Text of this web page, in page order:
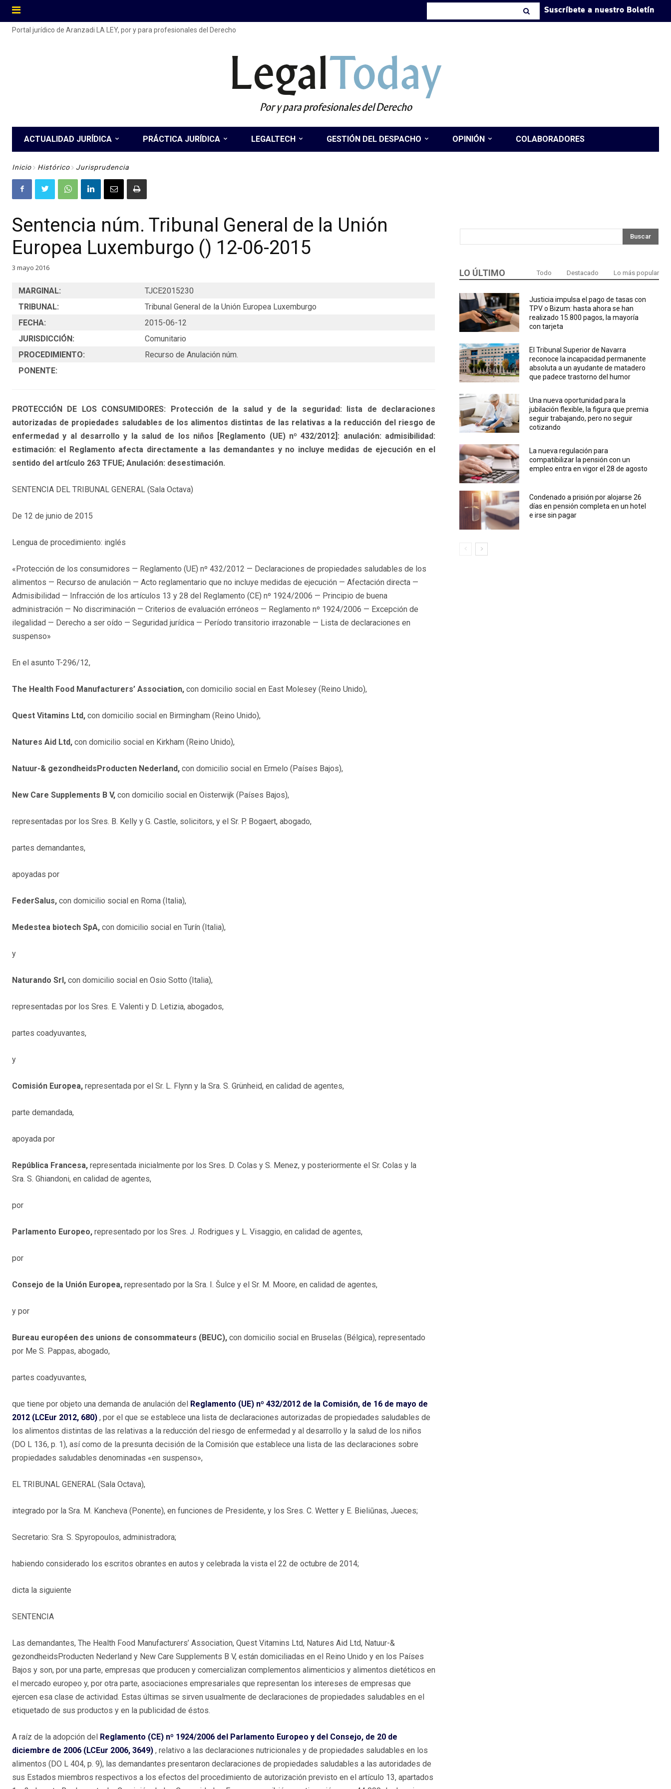
Suscríbete a nuestro Boletín
Portal jurídico de Aranzadi LA LEY, por y para profesionales del Derecho
LegalToday
Por y para profesionales del Derecho
ACTUALIDAD JURÍDICA PRÁCTICA JURÍDICA LEGALTECH GESTIÓN DEL DESPACHO OPINIÓN COLABORADORES
Inicio Histórico Jurisprudencia
Sentencia núm. Tribunal General de la Unión
Europea Luxemburgo () 12-06-2015
3 mayo 2016
MARGINAL:
TJCE2015230
TRIBUNAL:
Tribunal General de la Unión Europea Luxemburgo
FECHA:
2015-06-12
JURISDICCIÓN:
Comunitario
PROCEDIMIENTO:
Recurso de Anulación núm.
PONENTE:
PROTECCIÓN DE LOS CONSUMIDORES: Protección de la salud y de la seguridad: lista de declaraciones
autorizadas de propiedades saludables de los alimentos distintas de las relativas a la reducción del riesgo de
enfermedad y al desarrollo y la salud de los niños [Reglamento (UE) nº 432/2012]: anulación: admisibilidad:
estimación: el Reglamento afecta directamente a las demandantes y no incluye medidas de ejecución en el
sentido del artículo 263 TFUE; Anulación: desestimación.
SENTENCIA DEL TRIBUNAL GENERAL (Sala Octava)
De 12 de junio de 2015
Lengua de procedimiento: inglés
«Protección de los consumidores — Reglamento (UE) nº 432/2012 — Declaraciones de propiedades saludables de los
alimentos — Recurso de anulación — Acto reglamentario que no incluye medidas de ejecución — Afectación directa —
Admisibilidad — Infracción de los artículos 13 y 28 del Reglamento (CE) nº 1924/2006 — Principio de buena
administración — No discriminación — Criterios de evaluación erróneos — Reglamento nº 1924/2006 — Excepción de
ilegalidad — Derecho a ser oído — Seguridad jurídica — Período transitorio irrazonable — Lista de declaraciones en
suspenso»
En el asunto T-296/12,
The Health Food Manufacturers’ Association, con domicilio social en East Molesey (Reino Unido),
Quest Vitamins Ltd, con domicilio social en Birmingham (Reino Unido),
Natures Aid Ltd, con domicilio social en Kirkham (Reino Unido),
Natuur-& gezondheidsProducten Nederland, con domicilio social en Ermelo (Países Bajos),
New Care Supplements B V, con domicilio social en Oisterwijk (Países Bajos),
representadas por los Sres. B. Kelly y G. Castle, solicitors, y el Sr. P. Bogaert, abogado,
partes demandantes,
apoyadas por
FederSalus, con domicilio social en Roma (Italia),
Medestea biotech SpA, con domicilio social en Turín (Italia),
y
Naturando Srl, con domicilio social en Osio Sotto (Italia),
representadas por los Sres. E. Valenti y D. Letizia, abogados,
partes coadyuvantes,
y
Comisión Europea, representada por el Sr. L. Flynn y la Sra. S. Grünheid, en calidad de agentes,
parte demandada,
apoyada por
República Francesa, representada inicialmente por los Sres. D. Colas y S. Menez, y posteriormente el Sr. Colas y la
Sra. S. Ghiandoni, en calidad de agentes,
por
Parlamento Europeo, representado por los Sres. J. Rodrigues y L. Visaggio, en calidad de agentes,
por
Consejo de la Unión Europea, representado por la Sra. I. Šulce y el Sr. M. Moore, en calidad de agentes,
y por
Bureau européen des unions de consommateurs (BEUC), con domicilio social en Bruselas (Bélgica), representado
por Me S. Pappas, abogado,
partes coadyuvantes,
que tiene por objeto una demanda de anulación del
Reglamento (UE) nº 432/2012 de la Comisión, de 16 de mayo de
2012 (LCEur 2012, 680) , por el que se establece una lista de declaraciones autorizadas de propiedades saludables de
los alimentos distintas de las relativas a la reducción del riesgo de enfermedad y al desarrollo y la salud de los niños
(DO L 136, p. 1), así como de la presunta decisión de la Comisión que establece una lista de las declaraciones sobre
propiedades saludables denominadas «en suspenso»,
EL TRIBUNAL GENERAL (Sala Octava),
integrado por la Sra. M. Kancheva (Ponente), en funciones de Presidente, y los Sres. C. Wetter y E. Bieliūnas, Jueces;
Secretario: Sra. S. Spyropoulos, administradora;
habiendo considerado los escritos obrantes en autos y celebrada la vista el 22 de octubre de 2014;
dicta la siguiente
SENTENCIA
Las demandantes, The Health Food Manufacturers’ Association, Quest Vitamins Ltd, Natures Aid Ltd, Natuur-&
gezondheidsProducten Nederland y New Care Supplements B V, están domiciliadas en el Reino Unido y en los Países
Bajos y son, por una parte, empresas que producen y comercializan complementos alimenticios y alimentos dietéticos en
el mercado europeo y, por otra parte, asociaciones empresariales que representan los intereses de empresas que
ejercen esa clase de actividad. Estas últimas se sirven usualmente de declaraciones de propiedades saludables en el
etiquetado de sus productos y en la publicidad de éstos.
A raíz de la adopción del
Reglamento (CE) nº 1924/2006 del Parlamento Europeo y del Consejo, de 20 de
diciembre de 2006 (LCEur 2006, 3649) , relativo a las declaraciones nutricionales y de propiedades saludables en los
alimentos (DO L 404, p. 9), las demandantes presentaron declaraciones de propiedades saludables a las autoridades de
sus Estados miembros respectivos a los efectos del procedimiento de autorización previsto en el artículo 13, apartados
Buscar
LO ÚLTIMO Todo Destacado Lo más popular
Justicia impulsa el pago de tasas con
TPV o Bizum: hasta ahora se han
realizado 15.800 pagos, la mayoría
con tarjeta
El Tribunal Superior de Navarra
reconoce la incapacidad permanente
absoluta a un ayudante de matadero
que padece trastorno del humor
Una nueva oportunidad para la
jubilación flexible, la figura que premia
seguir trabajando, pero no seguir
cotizando
La nueva regulación para
compatibilizar la pensión con un
empleo entra en vigor el 28 de agosto
Condenado a prisión por alojarse 26
días en pensión completa en un hotel
e irse sin pagar